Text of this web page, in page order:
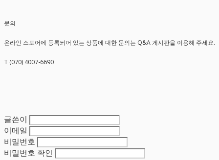
문의
온라인 스토어에 등록되어 있는 상품에 대한 문의는 Q&A 게시판을 이용해 주세요.
T (070) 4007-6690
글쓴이
이메일
비밀번호
비밀번호 확인